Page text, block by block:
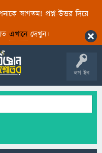
স্বাগতম! প্রশ্ন-উত্তর দিয়ে
এখানেদেখুন।
লগ ইন